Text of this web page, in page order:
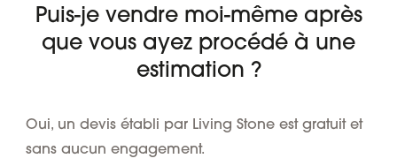
Puis-je vendre moi-même après
que vous ayez procédé à une
estimation ?
Oui, un devis établi par Living Stone est gratuit et
sans aucun engagement.